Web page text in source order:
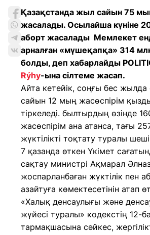
Қазақстанда жыл сайын 75
жасалады. Осылайша күніне
аборт жасалады Мемлекет
арналған «мүшеқапқа» 314
болды, деп хабарлайды
Rýhy-ына сілтеме жасап.
Айта кетейік, соңғы бес жылда
сайын 12 мың жасөспірім
тіркеледі. былтырдың өзінде
жасөспірім ана атанса, тағы
жүктілікті тоқтату туралы
7 қазанда өткен Үкімет
сақтау министрі Ақмарал
жоспарланбаған жүктілік пен
азайтуға көмектесетінін атап
«Халық денсаулығы және
жүйесі туралы» кодекстің 12-
тармақшасына сәйкес,